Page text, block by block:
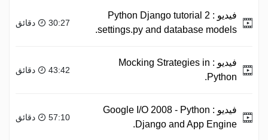
فيديو : Python Django tutorial 2
settings.py and database models.
30:27 دقائق
فيديو : Mocking Strategies in
Python.
43:42 دقائق
فيديو : Google I/O 2008 - Python
Django and App Engine.
57:10 دقائق